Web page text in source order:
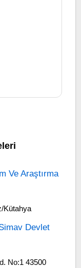
Ve Araştırma
Kütahya
Devlet
No:1 43500